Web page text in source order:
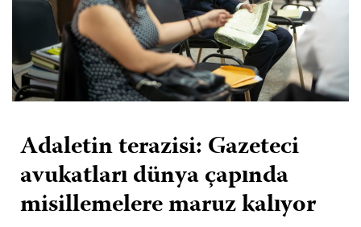
Adaletin terazisi: Gazeteci
avukatları dünya çapında
misillemelere maruz kalıyor